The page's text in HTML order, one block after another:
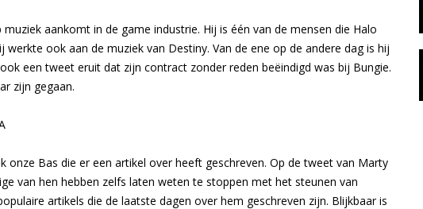
aankomt in de game industrie. Hij is één van de mensen die Halo
ook aan de muziek van Destiny. Van de ene op de andere dag is hij
een tweet eruit dat zijn contract zonder reden beëindigd was bij Bungie.
zijn gegaan.
onze Bas die er een artikel over heeft geschreven. Op de tweet van Marty
van hen hebben zelfs laten weten te stoppen met het steunen van
artikels die de laatste dagen over hem geschreven zijn. Blijkbaar is